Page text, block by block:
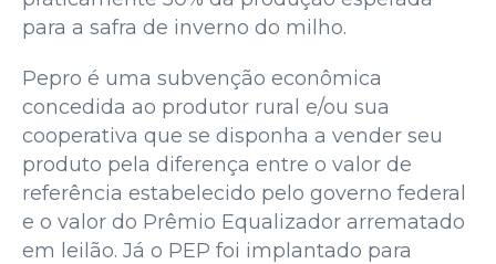
para a safra de inverno do milho.
Pepro é uma subvenção econômica
concedida ao produtor rural e/ou sua
cooperativa que se disponha a vender seu
produto pela diferença entre o valor de
referência estabelecido pelo governo federal
e o valor do Prêmio Equalizador arrematado
em leilão. Já o PEP foi implantado para